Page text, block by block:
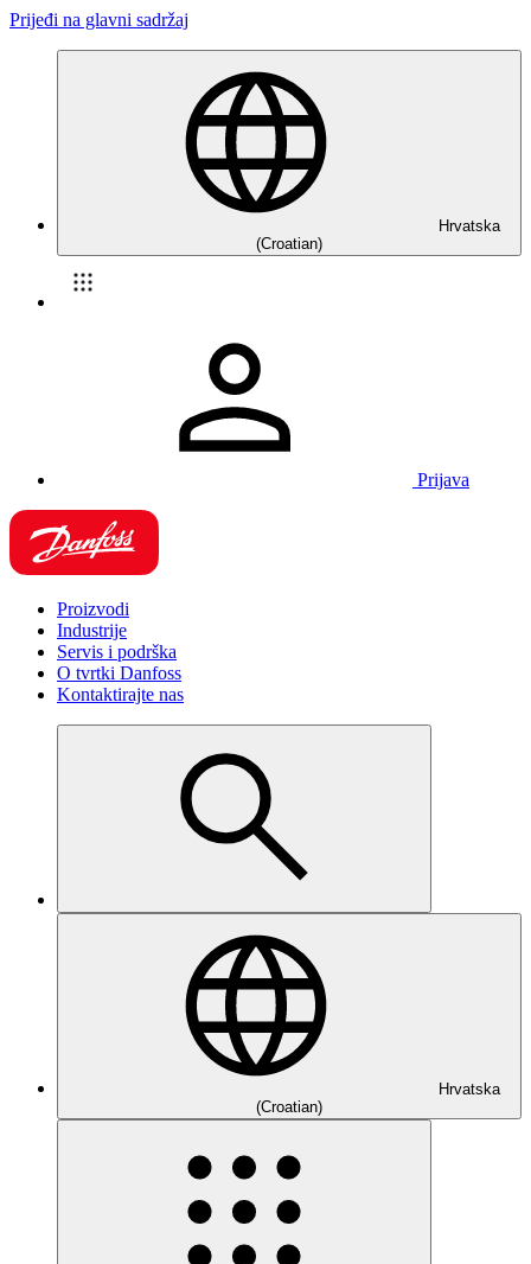
Prijeđi na glavni sadržaj
Hrvatska
(Croatian)
Prijava
Proizvodi
Industrije
Servis i podrška
O tvrtki Danfoss
Kontaktirajte nas
Hrvatska
(Croatian)